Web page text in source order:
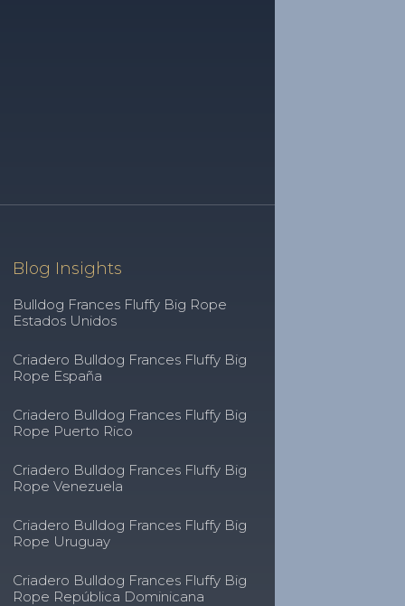
Blog Insights
Bulldog Frances Fluffy Big Rope
Estados Unidos
Criadero Bulldog Frances Fluffy Big
Rope España
Criadero Bulldog Frances Fluffy Big
Rope Puerto Rico
Criadero Bulldog Frances Fluffy Big
Rope Venezuela
Criadero Bulldog Frances Fluffy Big
Rope Uruguay
Criadero Bulldog Frances Fluffy Big
Rope República Dominicana